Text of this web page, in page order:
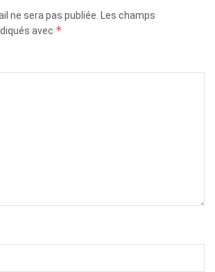
ne sera pas publiée.
Les champs
avec *